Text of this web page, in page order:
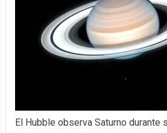
El Hubble observa Saturno durante